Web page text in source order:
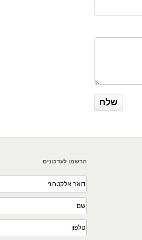
הרשמו לעדכונים